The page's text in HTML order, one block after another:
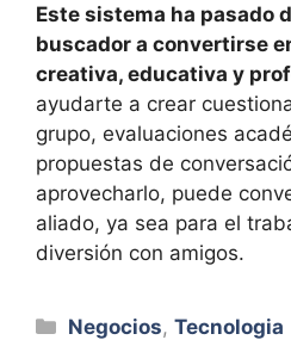
Este sistema ha pasado
buscador a convertirse
creativa, educativa y
ayudarte a crear
grupo, evaluaciones
propuestas de
aprovecharlo, puede
aliado, ya sea para el
diversión con amigos.
Categorías
Negocios,Tecnologia